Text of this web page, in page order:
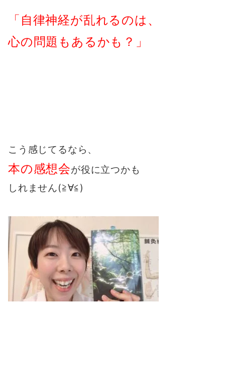
「自律神経が乱れるのは、
心の問題もあるかも？」
こう感じてるなら、
本の感想会が役に立つかも
しれません(≧∀≦)